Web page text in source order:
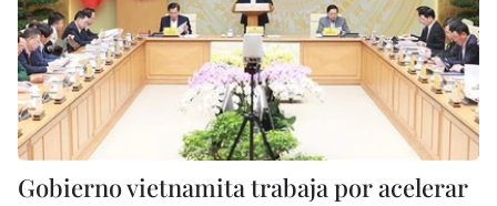
Gobierno vietnamita trabaja por acelerar